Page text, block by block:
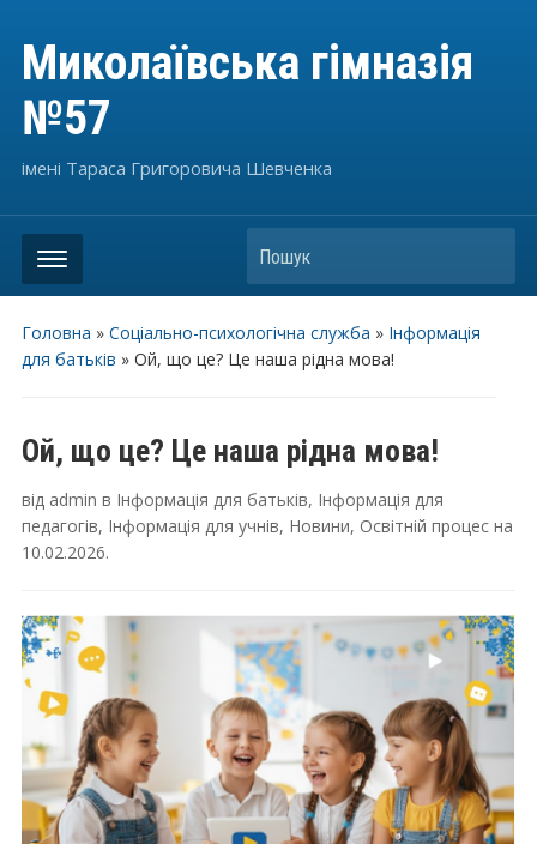
Миколаївська гімназія
№57
імені Тараса Григоровича Шевченка
Пошук
Головна » Соціально-психологічна служба » Інформація
для батьків » Ой, що це? Це наша рідна мова!
Ой, що це? Це наша рідна мова!
від admin в Інформація для батьків, Інформація для
педагогів, Інформація для учнів, Новини, Освітній процесна
10.02.2026.